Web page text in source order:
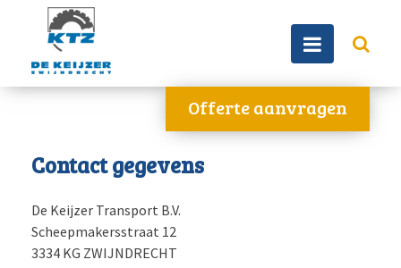
Offerte aanvragen
Contact gegevens
De Keijzer Transport B.V.
Scheepmakersstraat 12
3334 KG ZWIJNDRECHT